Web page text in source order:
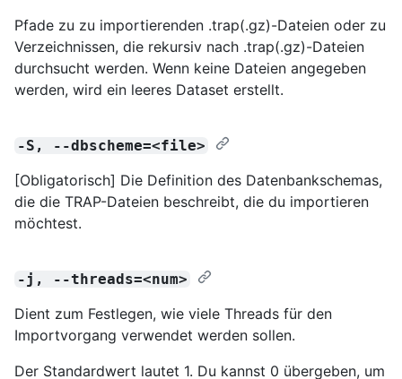
Pfade zu zu importierenden .trap(.gz)-Dateien oder zu
Verzeichnissen, die rekursiv nach .trap(.gz)-Dateien
durchsucht werden. Wenn keine Dateien angegeben
werden, wird ein leeres Dataset erstellt.
-S, --dbscheme=<file>
[Obligatorisch] Die Definition des Datenbankschemas,
die die TRAP-Dateien beschreibt, die du importieren
möchtest.
-j, --threads=<num>
Dient zum Festlegen, wie viele Threads für den
Importvorgang verwendet werden sollen.
Der Standardwert lautet 1. Du kannst 0 übergeben, um